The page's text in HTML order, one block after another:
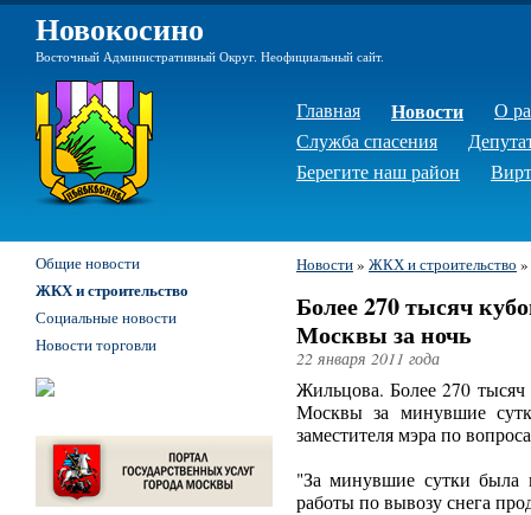
Новокосино
Восточный Административный Округ. Неофициальный сайт.
Главная Новости
О
Служба спасения
Берегите наш район
Новости» ЖКХ и строительство »
Более 270 тысяч
Москвы за ночь
22 января 2011 года
Жильцова. Более 270
Москвы за минувшие
заместителя мэра по
"За минувшие сутки была
работы по вывозу снега
Общие новости
ЖКХ и строительство
Социальные новости
Новости торговли